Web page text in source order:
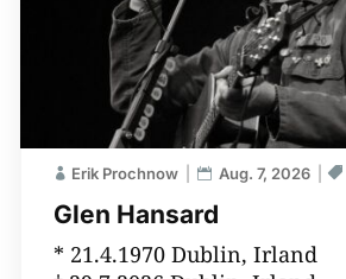
Glen Hansard
Erik Prochnow Aug. 7, 2026
* 21.4.1970 Dublin, Irland